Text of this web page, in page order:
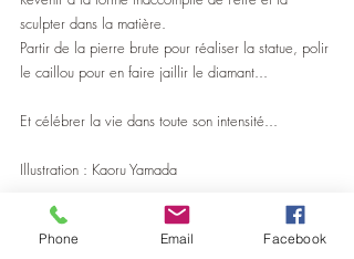
sculpter dans la matière.
Partir de la pierre brute pour réaliser la statue, polir
le caillou pour en faire jaillir le diamant...
Et célébrer la vie dans toute son intensité...
Illustration : Kaoru Yamada
Phone Email Facebook